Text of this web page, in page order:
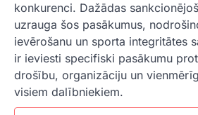
konkurenci. Dažādas
uzrauga šos pasākumus,
ievērošanu un sporta integritātes
ir ieviesti specifiski pasākumu
drošību, organizāciju un
visiem dalībniekiem.